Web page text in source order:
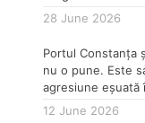
28 June 2026
Portul Constanța
nu o pune. Este
agresiune eșuată
12 June 2026